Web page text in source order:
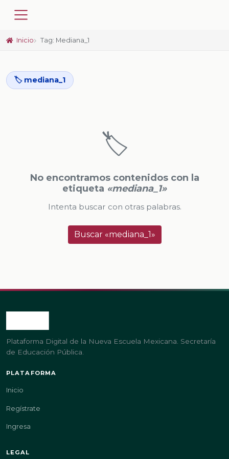
Inicio Tag: Mediana_1
🏷️ mediana_1
🏷️
No encontramos contenidos con la
etiqueta «mediana_1»
Intenta buscar con otras palabras.
Buscar «mediana_1»
Plataforma Digital de la Nueva Escuela Mexicana. Secretaría
de Educación Pública.
PLATAFORMA
Inicio
Regístrate
Ingresa
LEGAL